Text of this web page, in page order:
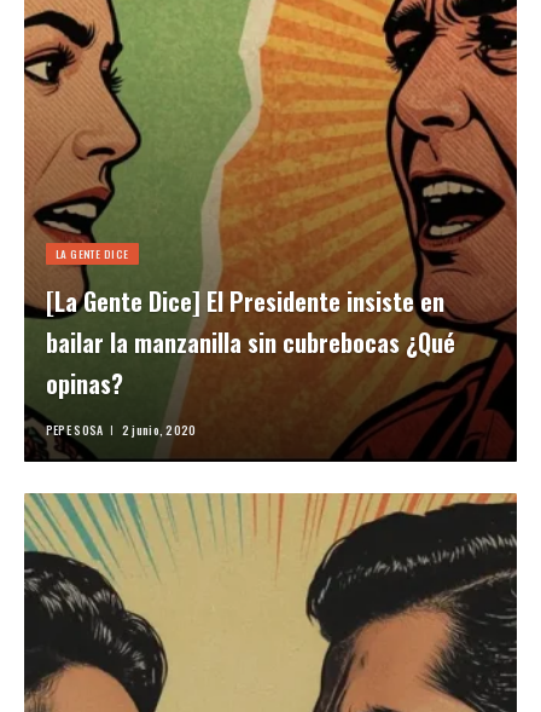
LA GENTE DICE
[La Gente Dice] El Presidente insiste en
bailar la manzanilla sin cubrebocas ¿Qué
opinas?
PEPE SOSA 2 junio, 2020